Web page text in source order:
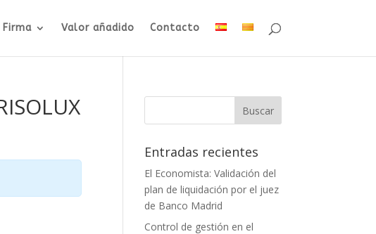
Firma Valor añadido Contacto
Entradas recientes
El Economista: Validación del
plan de liquidación por el juez
de Banco Madrid
Control de gestión en el